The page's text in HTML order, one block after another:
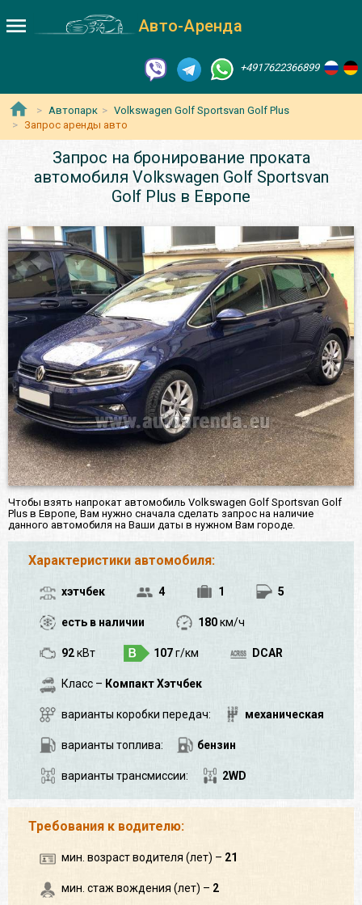
Авто-Аренда
+4917622366899
Автопарк
Volkswagen Golf Sportsvan Golf Plus
Запрос аренды авто
Запрос на бронирование проката
автомобиля Volkswagen Golf Sportsvan
Golf Plus в Европе
Чтобы взять напрокат автомобиль Volkswagen Golf Sportsvan Golf
Plus в Европе, Вам нужно сначала сделать запрос на наличие
данного автомобиля на Ваши даты в нужном Вам городе.
Характеристики автомобиля:
хэтчбек 4 1 5
есть в наличии 180км/ч
92кВт 107г/км DCAR
Класс – Компакт Хэтчбек
варианты коробки передач: механическая
варианты топлива: бензин
варианты трансмиссии: 2WD
Требования к водителю:
мин. возраст водителя (лет) – 21
мин. стаж вождения (лет) – 2